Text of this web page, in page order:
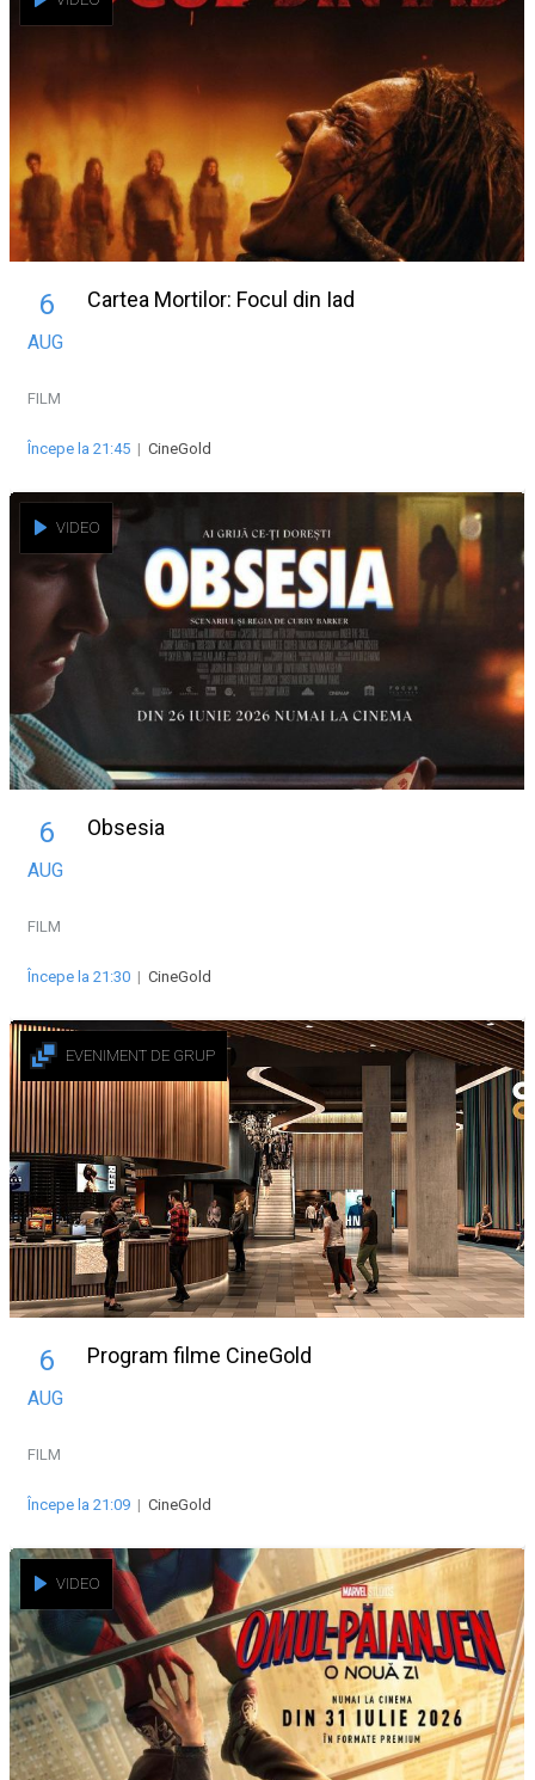
6
AUG
Cartea Mortilor: Focul din Iad
FILM
Începe la 21:45 | CineGold
VIDEO
6
AUG
Obsesia
FILM
Începe la 21:30 | CineGold
EVENIMENT DE GRUP
6
AUG
Program filme CineGold
FILM
Începe la 21:09 | CineGold
VIDEO